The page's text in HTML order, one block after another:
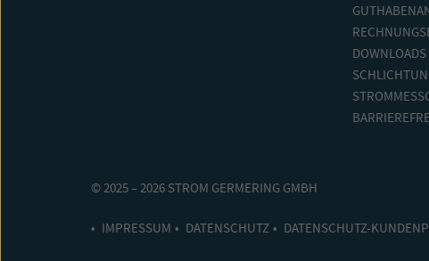
DOWNLOADS
© 2025 – 2026 STROM GERMERING GMBH
IMPRESSUM DATENSCHUTZ DATENSCHUTZ-